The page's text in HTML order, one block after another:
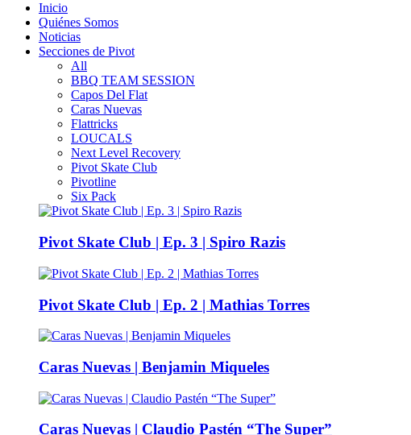
Inicio
Quiénes Somos
Noticias
Secciones de Pivot
All
BBQ TEAM SESSION
Capos Del Flat
Caras Nuevas
Flattricks
LOUCALS
Next Level Recovery
Pivot Skate Club
Pivotline
Six Pack
Pivot Skate Club | Ep. 3 | Spiro Razis
Pivot Skate Club | Ep. 2 | Mathias Torres
Caras Nuevas | Benjamin Miqueles
Caras Nuevas | Claudio Pastén “The Super”